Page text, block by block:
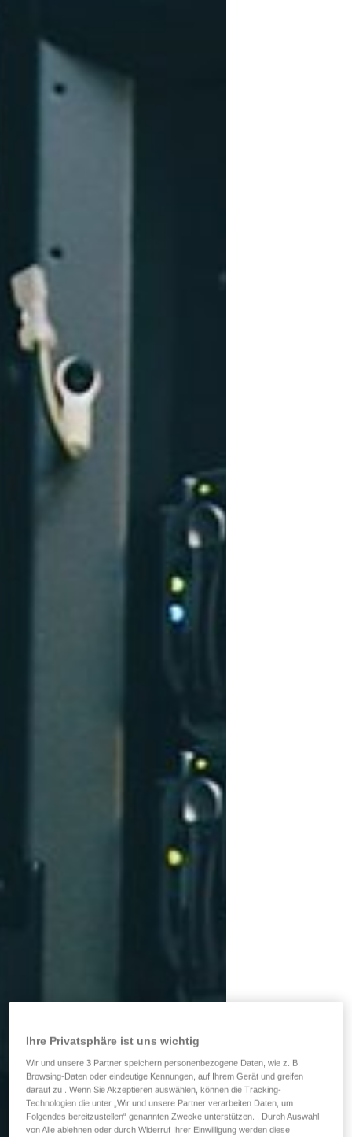
Ihre Privatsphäre ist uns wichtig
Wir und unsere3 Partner speichern personenbezogene Daten, wie z. B.
Browsing-Daten oder eindeutige Kennungen, auf Ihrem Gerät und greifen
darauf zu . Wenn Sie Akzeptieren auswählen, können die Tracking-
Technologien die unter „Wir und unsere Partner verarbeiten Daten, um
Folgendes bereitzustellen“ genannten Zwecke unterstützen. . Durch Auswahl
von Alle ablehnen oder durch Widerruf Ihrer Einwilligung werden diese